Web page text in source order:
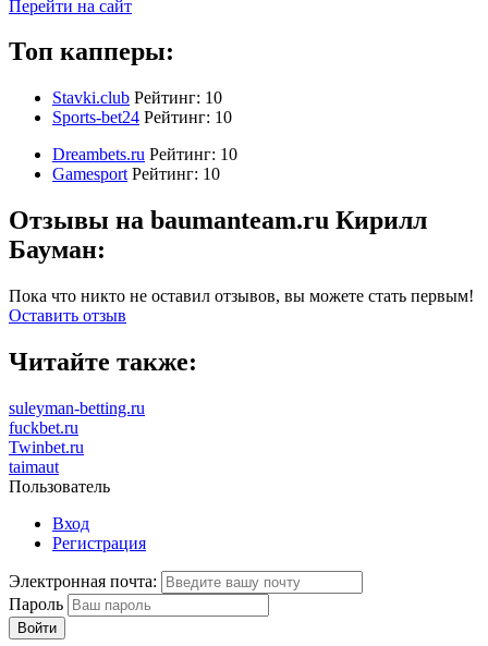
Перейти на сайт
Топ капперы:
Stavki.club Рейтинг: 10
Sports-bet24 Рейтинг: 10
Dreambets.ru Рейтинг: 10
Gamesport Рейтинг: 10
Отзывы на baumanteam.ru Кирилл
Бауман:
Пока что никто не оставил отзывов, вы можете стать первым!
Оставить отзыв
Читайте также:
suleyman-betting.ru
fuckbet.ru
Twinbet.ru
taimaut
Пользователь
Вход
Регистрация
Электронная почта:
Пароль
Войти